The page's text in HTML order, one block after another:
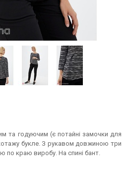
та годуючим (є потайні замочки для
букле. З рукавом довжиною три
по краю виробу. На спині бант.